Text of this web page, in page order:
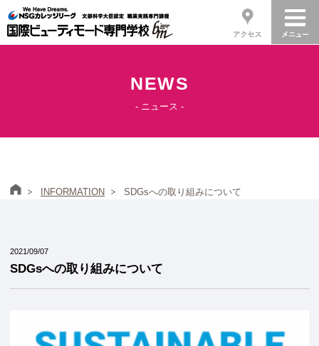
NEWS
- ニュース -
ホームINFORMATION SDGsへの取り組みについて
2021/09/07
SDGsへの取り組みについて